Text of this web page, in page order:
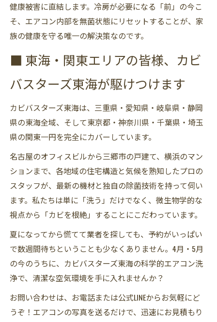
健康被害に直結します。冷房が必要になる「前」の今こ
そ、エアコン内部を無菌状態にリセットすることが、家
族の健康を守る唯一の解決策なのです。
■ 東海・関東エリアの皆様、カビ
バスターズ東海が駆けつけます
カビバスターズ東海は、三重県・愛知県・岐阜県・静岡
県の東海全域、そして東京都・神奈川県・千葉県・埼玉
県の関東一円を完全にカバーしています。
名古屋のオフィスビルから三郷市の戸建て、横浜のマン
ションまで、各地域の住宅構造と気候を熟知したプロの
スタッフが、最新の機材と独自の除菌技術を持って伺い
ます。私たちは単に「洗う」だけでなく、微生物学的な
視点から「カビを根絶」することにこだわっています。
夏になってから慌てて業者を探しても、予約がいっぱい
で数週間待ちということも少なくありません。4月・5月
の今のうちに、カビバスターズ東海の科学的エアコン洗
浄で、清潔な空気環境を手に入れませんか？
お問い合わせは、お電話または公式LINEからお気軽にど
うぞ！エアコンの写真を送るだけで、迅速にお見積もり